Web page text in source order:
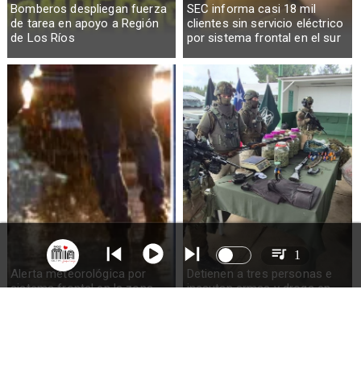
Bomberos despliegan fuerza
de tarea en apoyo a Región
de Los Ríos
SEC informa casi 18 mil
clientes sin servicio eléctrico
por sistema frontal en el sur
Alerta meteorológica por
sistema frontal en la zona
Detienen a tres personas e
incautan armas y droga en
1